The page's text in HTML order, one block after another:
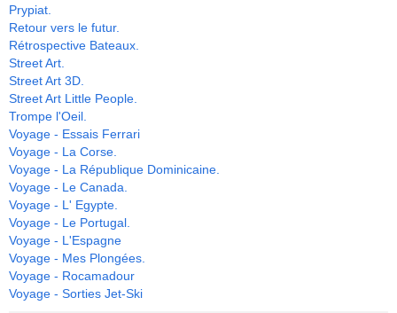
Prypiat.
Retour vers le futur.
Rétrospective Bateaux.
Street Art.
Street Art 3D.
Street Art Little People.
Trompe l'Oeil.
Voyage - Essais Ferrari
Voyage - La Corse.
Voyage - La République Dominicaine.
Voyage - Le Canada.
Voyage - L' Egypte.
Voyage - Le Portugal.
Voyage - L'Espagne
Voyage - Mes Plongées.
Voyage - Rocamadour
Voyage - Sorties Jet-Ski